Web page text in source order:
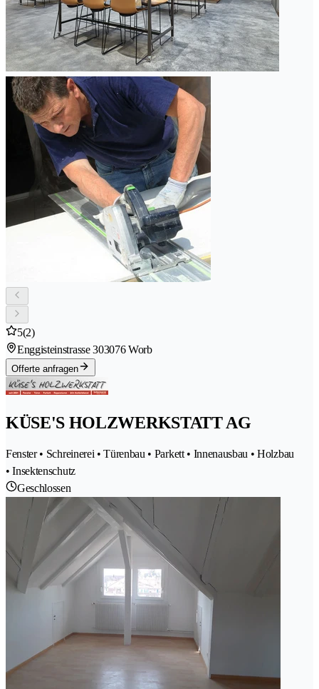
5(2)
Enggisteinstrasse 303076 Worb
Offerte anfragen
KÜSE'S HOLZWERKSTATT AG
Fenster • Schreinerei • Türenbau • Parkett • Innenausbau • Holzbau
• Insektenschutz
Geschlossen